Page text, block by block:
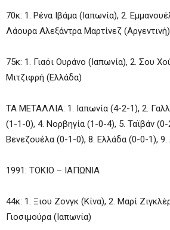
70κ: 1. Ρένα Ιβάμα (Ιαπωνία), 2.
Λάουρα Αλεξάντρα Μαρτίνεζ (Αργεντινή)
75κ: 1. Γιαόι Ουράνο (Ιαπωνία), 2. Σου
Μιτζιφρή (Ελλάδα)
ΤΑ ΜΕΤΑΛΛΙΑ: 1. Ιαπωνία (4-2-1), 2.
(1-1-0), 4. Νορβηγία (1-0-4), 5. Ταϊβάν
Βενεζουέλα (0-1-0), 8. Ελλάδα (0-0-1), 9.
1991: ΤΟΚΙΟ – ΙΑΠΩΝΙΑ
44κ: 1. Ξιου Ζονγκ (Κίνα), 2. Μαρί
Γιοσιμούρα (Ιαπωνία)